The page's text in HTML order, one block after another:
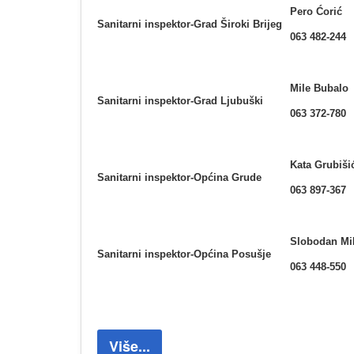
Sanitarni inspektor-Grad Široki Brijeg
Pero Ćorić
063 482-244
Sanitarni inspektor-Grad Ljubuški
Mile Bubalo
063 372-780
Sanitarni inspektor-Općina Grude
Kata
063 897-367
Sanitarni inspektor-Općina Posušje
Slobodan
063 448-550
Više...